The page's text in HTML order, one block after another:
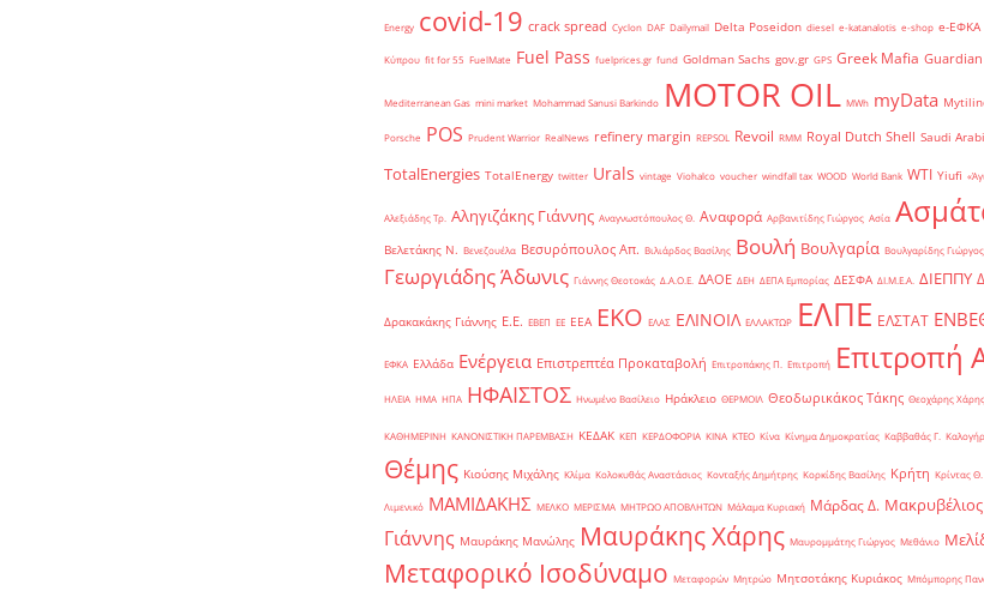
Energy covid-19 crack spread Cyclon DAF Dailymail Delta Poseidon diesel e-katanalotis e-shop e-ΕΦΚΑ
Κύπρου fit for 55 FuelMate Fuel Pass fuelprices.gr fund Goldman Sachs gov.gr GPS Greek Mafia Guardian
Mediterranean Gas mini market Mohammad Sanusi Barkindo MOTOR OIL MWh myData
Porsche POS Prudent Warrior RealNews refinery margin REPSOL Revoil RMM Royal Dutch Shell Saudi
TotalEnergies TotalEnergy twitter Urals vintage Viohalco voucher windfall tax WOOD World Bank WTI Yiufi
Αλεξιάδης Τρ. Αληγιζάκης Γιάννης Αναγνωστόπουλος Θ. Αναφορά Αρβανιτίδης Γιώργος Ασία
Βελετάκης Ν. Βενεζουέλα Βεσυρόπουλος Απ. Βιλιάρδος Βασίλης Βουλή Βουλγαρία Βουλγαρίδης Γιώργος
Γεωργιάδης Άδωνις Γιάννης Θεοτοκάς Δ.Α.Ο.Ε. ΔΑΟΕ ΔΕΗ ΔΕΠΑ Εμπορίας ΔΕΣΦΑ ΔΙ.Μ.Ε.Α. ΔΙΕΠΠΥ
Δρακακάκης Γιάννης Ε.Ε. ΕΒΕΠ ΕΕ ΕΕΑ ΕΚΟ ΕΛΑΣ ΕΛΙΝΟΙΛ ΕΛΛΑΚΤΩΡ ΕΛΠΕ ΕΛΣΤΑΤ
ΕΦΚΑ Ελλάδα Ενέργεια Επιστρεπτέα Προκαταβολή Επιτροπάκης Π. Επιτροπή Επιτροπή
ΗΛΕΙΑ ΗΜΑ ΗΠΑ ΗΦΑΙΣΤΟΣ Ηνωμένο Βασίλειο Ηράκλειο ΘΕΡΜΟΙΛ Θεοδωρικάκος Τάκης Θεοχάρης Χάρης
ΚΑΘΗΜΕΡΙΝΗ ΚΑΝΟΝΙΣΤΙΚΗ ΠΑΡΕΜΒΑΣΗ ΚΕΔΑΚ ΚΕΠ ΚΕΡΔΟΦΟΡΙΑ ΚΙΝΑ ΚΤΕΟ Κίνα Κίνημα Δημοκρατίας Καββαθάς Γ.
Θέμης Κιούσης Μιχάλης Κλίμα Κολοκυθάς Αναστάσιος Κονταξής Δημήτρης Κορκίδης Βασίλης Κρήτη Κρίντας Θ.
Λιμενικό ΜΑΜΙΔΑΚΗΣ ΜΕΛΚΟ ΜΕΡΙΣΜΑ ΜΗΤΡΩΟ ΑΠΟΒΛΗΤΩΝ Μάλαμα Κυριακή Μάρδας Δ.
Γιάννης Μαυράκης Μανώλης Μαυράκης Χάρης Μαυρομμάτης Γιώργος Μεθάνιο
Μεταφορικό Ισοδύναμο Μεταφορών Μητρώο Μητσοτάκης Κυριάκος Μπόμπορης